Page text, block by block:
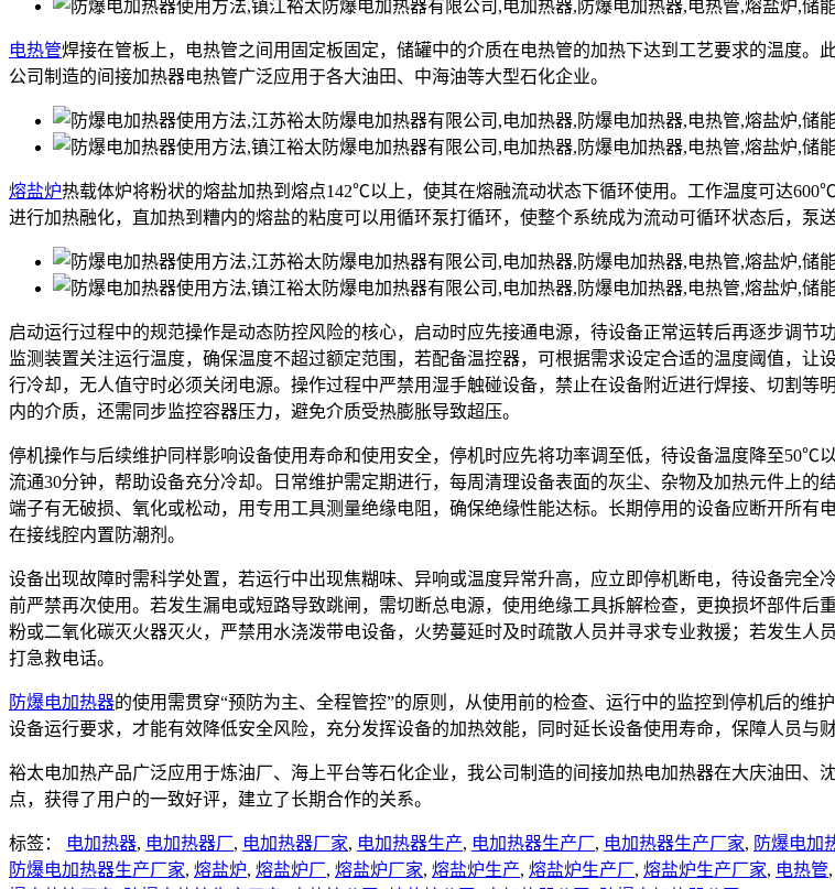
电热管焊接在管板上，电热管之间用固定板固定，储罐中的介质在电热管的加热下达到工艺要求的温度
公司制造的间接加热器电热管广泛应用于各大油田、中海油等大型石化企业。
熔盐炉热载体炉将粉状的熔盐加热到熔点142℃以上，使其在熔融流动状态下循环使用。工作温度可达
进行加热融化，直加热到糟内的熔盐的粘度可以用循环泵打循环，使整个系统成为流动可循环状态后，泵
启动运行过程中的规范操作是动态防控风险的核心，启动时应先接通电源，待设备正常运转后再逐步调
监测装置关注运行温度，确保温度不超过额定范围，若配备温控器，可根据需求设定合适的温度阈值，
行冷却，无人值守时必须关闭电源。操作过程中严禁用湿手触碰设备，禁止在设备附近进行焊接、切割
内的介质，还需同步监控容器压力，避免介质受热膨胀导致超压。
停机操作与后续维护同样影响设备使用寿命和使用安全，停机时应先将功率调至低，待设备温度降至
流通30分钟，帮助设备充分冷却。日常维护需定期进行，每周清理设备表面的灰尘、杂物及加热元件上
端子有无破损、氧化或松动，用专用工具测量绝缘电阻，确保绝缘性能达标。长期停用的设备应断开所
在接线腔内置防潮剂。
设备出现故障时需科学处置，若运行中出现焦糊味、异响或温度异常升高，应立即停机断电，待设备完
前严禁再次使用。若发生漏电或短路导致跳闸，需切断总电源，使用绝缘工具拆解检查，更换损坏部件
粉或二氧化碳灭火器灭火，严禁用水浇泼带电设备，火势蔓延时及时疏散人员并寻求专业救援；若发生
打急救电话。
防爆电加热器的使用需贯穿“预防为主、全程管控”的原则，从使用前的检查、运行中的监控到停机后的
设备运行要求，才能有效降低安全风险，充分发挥设备的加热效能，同时延长设备使用寿命，保障人员与财
裕太电加热产品广泛应用于炼油厂、海上平台等石化企业，我公司制造的间接加热电加热器在大庆油田
点，获得了用户的一致好评，建立了长期合作的关系。
标签： 电加热器, 电加热器厂, 电加热器厂家, 电加热器生产, 电加热器生产厂, 电加热器生产厂家, 防爆电加
防爆电加热器生产厂家, 熔盐炉, 熔盐炉厂, 熔盐炉厂家, 熔盐炉生产, 熔盐炉生产厂, 熔盐炉生产厂家, 电热管,